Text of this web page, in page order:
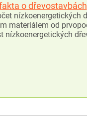
o dřevostavbách
nízkoenergetických
materiálem od
nízkoenergetických